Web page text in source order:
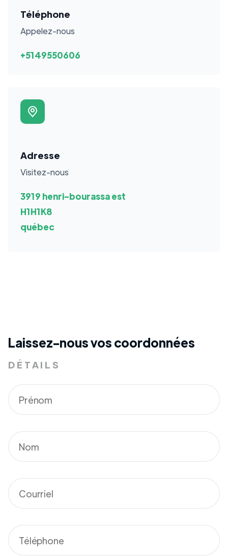
Téléphone
Appelez-nous
+5149550606
Adresse
Visitez-nous
3919 henri-bourassa est
H1H1K8
québec
Laissez-nous vos coordonnées
DÉTAILS